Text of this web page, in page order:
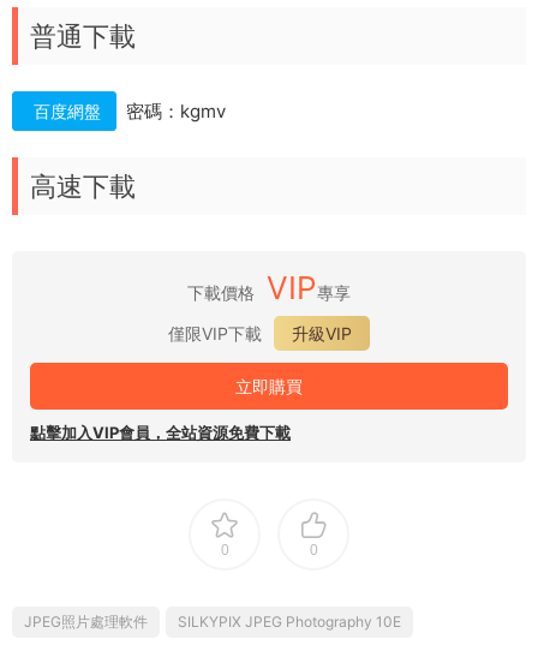
普通下載
百度網盤 密碼：kgmv
高速下載
下載價格 VIP專享
僅限VIP下載
升級VIP
立即購買
點擊加入VIP會員，全站資源免費下載
0 0
JPEG照片處理軟件 SILKYPIX JPEG Photography 10E